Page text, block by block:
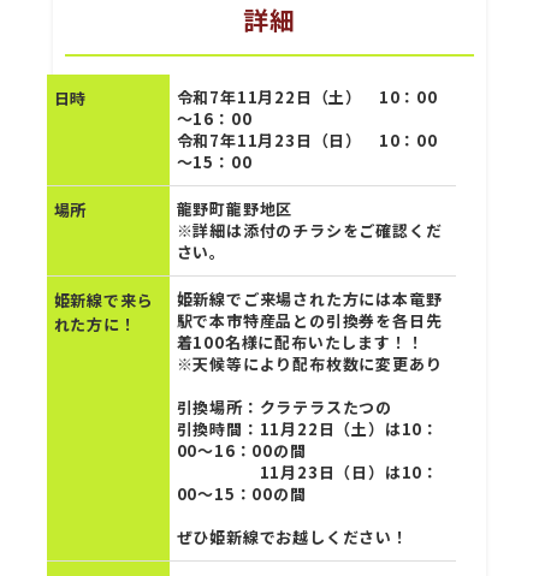
詳細
日時
令和7年11月22日（土） 10：00
～16：00
令和7年11月23日（日） 10：00
～15：00
場所
龍野町龍野地区
※詳細は添付のチラシをご確認くだ
さい。
姫新線で来ら
れた方に！
姫新線でご来場された方には本竜野
駅で本市特産品との引換券を各日先
着100名様に配布いたします！！
※天候等により配布枚数に変更あり
引換場所：クラテラスたつの
引換時間：11月22日（土）は10：
00～16：00の間
11月23日（日）は10：
00～15：00の間
ぜひ姫新線でお越しください！